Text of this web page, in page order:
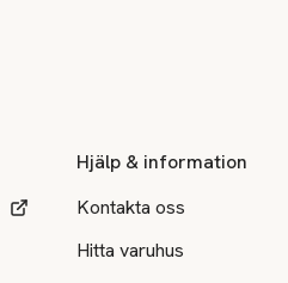
Hjälp & information
Kontakta oss
Hitta varuhus